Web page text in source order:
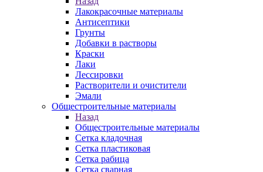
Лакокрасочные материалы
Антисептики
Грунты
Добавки в растворы
Краски
Лаки
Лессировки
Растворители и очистители
Эмали
Общестроительные материалы
Назад
Общестроительные материалы
Сетка кладочная
Сетка пластиковая
Сетка рабица
Сетка сварная